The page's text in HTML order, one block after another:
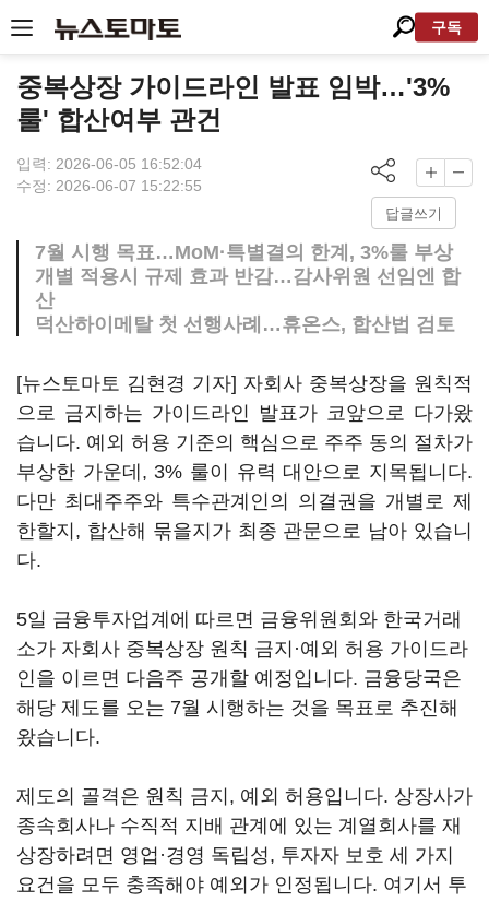
구독
중복상장 가이드라인 발표 임박…'3%
룰' 합산여부 관건
입력: 2026-06-05 16:52:04
수정: 2026-06-07 15:22:55
답글쓰기
7월 시행 목표…MoM·특별결의 한계, 3%룰 부상
개별 적용시 규제 효과 반감…감사위원 선임엔 합
산
덕산하이메탈 첫 선행사례…휴온스, 합산법 검토
[뉴스토마토 김현경 기자] 자회사 중복상장을 원칙적
으로 금지하는 가이드라인 발표가 코앞으로 다가왔
습니다. 예외 허용 기준의 핵심으로 주주 동의 절차가
부상한 가운데, 3% 룰이 유력 대안으로 지목됩니다.
다만 최대주주와 특수관계인의 의결권을 개별로 제
한할지, 합산해 묶을지가 최종 관문으로 남아 있습니
다.
5일 금융투자업계에 따르면 금융위원회와 한국거래
소가 자회사 중복상장 원칙 금지·예외 허용 가이드라
인을 이르면 다음주 공개할 예정입니다. 금융당국은
해당 제도를 오는 7월 시행하는 것을 목표로 추진해
왔습니다.
제도의 골격은 원칙 금지, 예외 허용입니다. 상장사가
종속회사나 수직적 지배 관계에 있는 계열회사를 재
상장하려면 영업·경영 독립성, 투자자 보호 세 가지
요건을 모두 충족해야 예외가 인정됩니다. 여기서 투